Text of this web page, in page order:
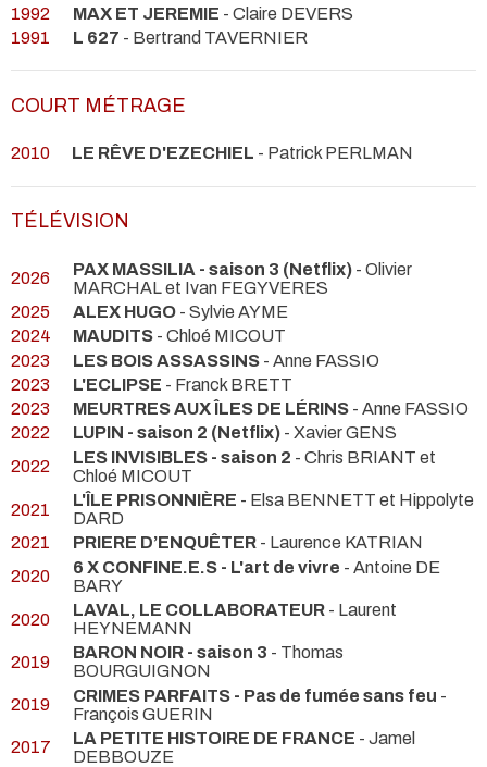
1992
MAX ET JEREMIE - Claire DEVERS
1991
L 627 - Bertrand TAVERNIER
COURT MÉTRAGE
2010 LE RÊVE D'EZECHIEL - Patrick PERLMAN
TÉLÉVISION
2026 PAX MASSILIA - saison 3 (Netflix) - Olivier
MARCHAL et Ivan FEGYVERES
2025
ALEX HUGO - Sylvie AYME
2024
MAUDITS - Chloé MICOUT
2023
LES BOIS ASSASSINS - Anne FASSIO
2023
L'ECLIPSE - Franck BRETT
2023
MEURTRES AUX ÎLES DE LÉRINS - Anne FASSIO
2022
LUPIN - saison 2 (Netflix) - Xavier GENS
2022
LES INVISIBLES - saison 2 - Chris BRIANT et
Chloé MICOUT
2021
L'ÎLE PRISONNIÈRE - Elsa BENNETT et Hippolyte
DARD
2021
PRIERE D’ENQUÊTER - Laurence KATRIAN
2020
6 X CONFINE.E.S - L'art de vivre - Antoine DE
BARY
2020
LAVAL, LE COLLABORATEUR - Laurent
HEYNEMANN
2019
BARON NOIR - saison 3 - Thomas
BOURGUIGNON
2019
CRIMES PARFAITS - Pas de fumée sans feu -
François GUERIN
2017
LA PETITE HISTOIRE DE FRANCE - Jamel
DEBBOUZE